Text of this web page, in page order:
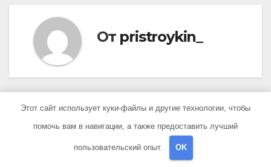
От pristroykin_
Похожая запись
Этот сайт использует куки-файлы и другие технологии, чтобы
помочь вам в навигации, а также предоставить лучший
пользовательский опыт. OK